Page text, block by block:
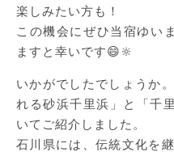
楽しみたい方も！
この機会にぜひ当宿ゆい
ますと幸いです😄🔆
いかがでしたでしょうか
れる砂浜千里浜」と「千
いてご紹介しました。
石川県には、伝統文化を